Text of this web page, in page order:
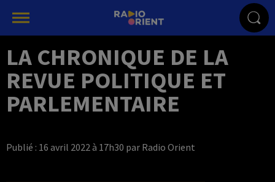
LA CHRONIQUE DE LA
REVUE POLITIQUE ET
PARLEMENTAIRE
Publié : 16 avril 2022 à 17h30 par Radio Orient